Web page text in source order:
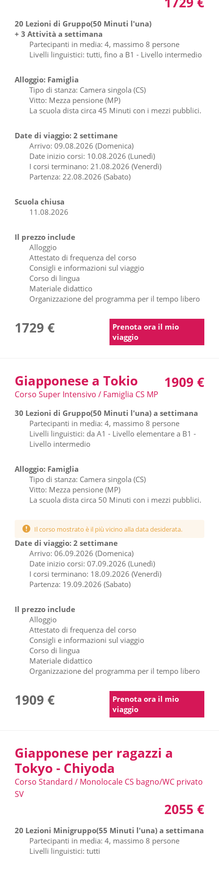
20 Lezioni di Gruppo(50 Minuti l'una)
+ 3 Attività a settimana
Partecipanti in media: 4, massimo 8 persone
Livelli linguistici: tutti, fino a B1 - Livello intermedio
Alloggio: Famiglia
Tipo di stanza: Camera singola (CS)
Vitto: Mezza pensione (MP)
La scuola dista circa 45 Minuti con i mezzi pubblici.
Date di viaggio: 2 settimane
Arrivo: 09.08.2026 (Domenica)
Date inizio corsi: 10.08.2026 (Lunedì)
I corsi terminano: 21.08.2026 (Venerdì)
Partenza: 22.08.2026 (Sabato)
Scuola chiusa
11.08.2026
Il prezzo include
Alloggio
Attestato di frequenza del corso
Consigli e informazioni sul viaggio
Corso di lingua
Materiale didattico
Organizzazione del programma per il tempo libero
1729 €
Prenota ora il mio
viaggio
Giapponese a Tokio
Corso Super Intensivo / Famiglia CS MP
1909 €
30 Lezioni di Gruppo(50 Minuti l'una) a settimana
Partecipanti in media: 4, massimo 8 persone
Livelli linguistici: da A1 - Livello elementare a B1 -
Livello intermedio
Alloggio: Famiglia
Tipo di stanza: Camera singola (CS)
Vitto: Mezza pensione (MP)
La scuola dista circa 50 Minuti con i mezzi pubblici.
Il corso mostrato è il più vicino alla data desiderata.
Date di viaggio: 2 settimane
Arrivo: 06.09.2026 (Domenica)
Date inizio corsi: 07.09.2026 (Lunedì)
I corsi terminano: 18.09.2026 (Venerdì)
Partenza: 19.09.2026 (Sabato)
Il prezzo include
Alloggio
Attestato di frequenza del corso
Consigli e informazioni sul viaggio
Corso di lingua
Materiale didattico
Organizzazione del programma per il tempo libero
1909 €
Prenota ora il mio
viaggio
Giapponese per ragazzi a
Tokyo - Chiyoda
Corso Standard / Monolocale CS bagno/WC privato
SV
2055 €
20 Lezioni Minigruppo(55 Minuti l'una) a settimana
Partecipanti in media: 4, massimo 8 persone
Livelli linguistici: tutti